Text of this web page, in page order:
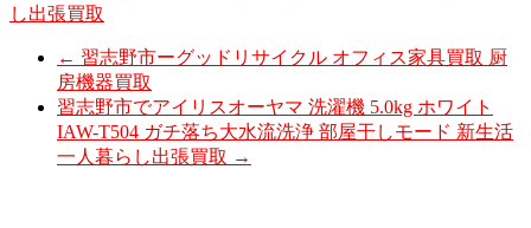
し出張買取
← 習志野市ーグッドリサイクル オフィス家具買取 厨
房機器買取
習志野市でアイリスオーヤマ 洗濯機 5.0kg ホワイト
IAW-T504 ガチ落ち大水流洗浄 部屋干しモード 新生活
一人暮らし出張買取 →